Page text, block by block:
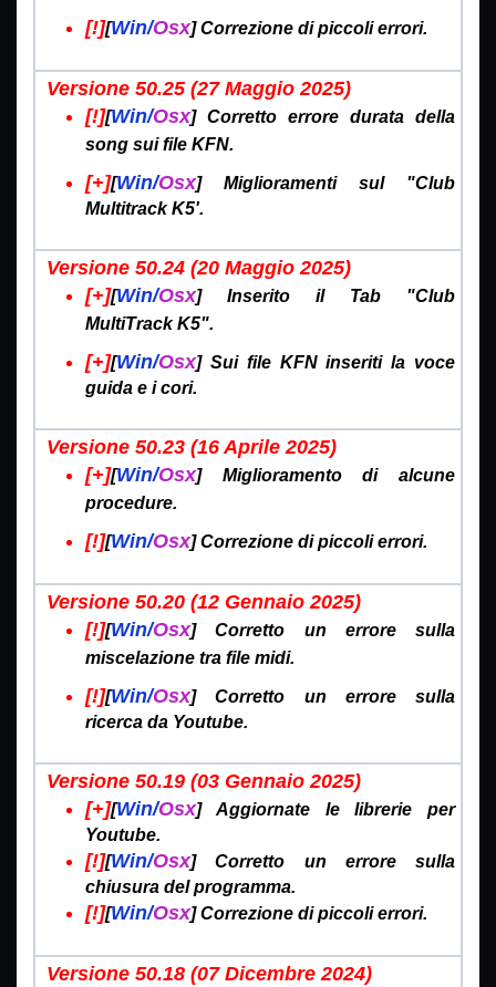
[!][Win/Osx] Correzione di piccoli errori.
Versione 50.25 (27 Maggio 2025)
[!][Win/Osx] Corretto errore durata della
song sui file KFN.
[+][Win/Osx] Miglioramenti sul "Club
Multitrack K5'.
Versione 50.24 (20 Maggio 2025)
[+][Win/Osx] Inserito il Tab "Club
MultiTrack K5".
[+][Win/Osx] Sui file KFN inseriti la voce
guida e i cori.
Versione 50.23 (16 Aprile 2025)
[+][Win/Osx] Miglioramento di alcune
procedure.
[!][Win/Osx] Correzione di piccoli errori.
Versione 50.20 (12 Gennaio 2025)
[!][Win/Osx] Corretto un errore sulla
miscelazione tra file midi.
[!][Win/Osx] Corretto un errore sulla
ricerca da Youtube.
Versione 50.19 (03 Gennaio 2025)
[+][Win/Osx] Aggiornate le librerie per
Youtube.
[!][Win/Osx] Corretto un errore sulla
chiusura del programma.
[!][Win/Osx] Correzione di piccoli errori.
Versione 50.18 (07 Dicembre 2024)